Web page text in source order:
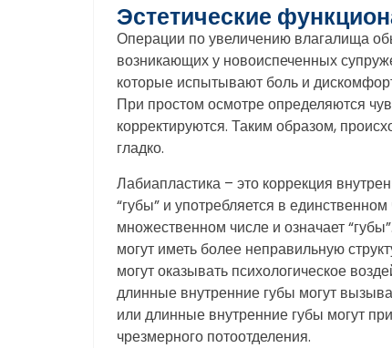
Эстетические
Операции по увеличению влагалища
возникающих у новоиспеченных
которые испытывают боль и
При простом осмотре определяются
корректируются. Таким образом,
гладко.
Лабиапластика – это коррекция
“губы” и употребляется в
множественном числе и означает
могут иметь более неправильную
могут оказывать психологическое
длинные внутренние губы могут
или длинные внутренние губы могут
чрезмерного потоотделения.